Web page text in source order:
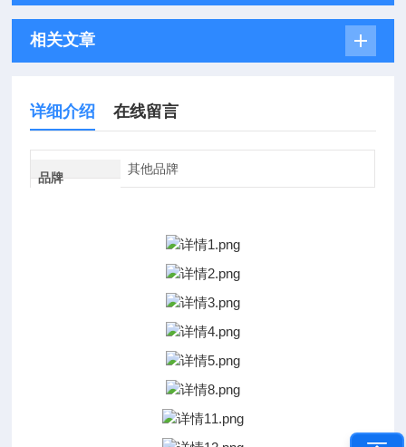
相关文章
详细介绍 在线留言
品牌
其他品牌